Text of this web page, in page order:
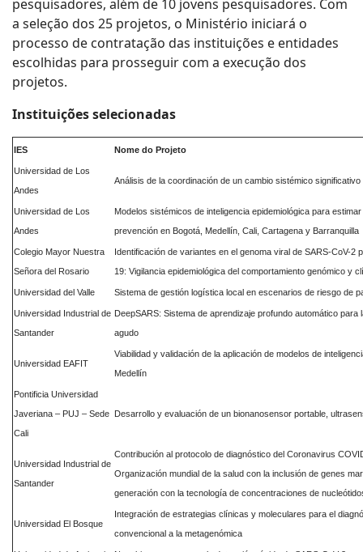
pesquisadores, além de 10 jovens pesquisadores. Com
a seleção dos 25 projetos, o Ministério iniciará o
processo de contratação das instituições e entidades
escolhidas para prosseguir com a execução dos
projetos.
Instituições selecionadas
IES Nome do Projeto
Universidad de Los
Andes
Análisis de la coordinación de un cambio sistémico
Universidad de Los
Andes
Modelos sistémicos de inteligencia epidemiológica para
prevención en Bogotá, Medellín, Cali, Cartagena y Barranquilla
Colegio Mayor Nuestra
Señora del Rosario
Identificación de variantes en el genoma viral de SARS-CoV-
19: Vigilancia epidemiológica del comportamiento genómico y
Universidad del Valle Sistema de gestión logística local en escenarios de riesgo de
Universidad Industrial de
Santander
DeepSARS: Sistema de aprendizaje profundo automático
agudo
Universidad EAFIT
Viabilidad y validación de la aplicación de modelos de
Medellín
Pontificia Universidad
Javeriana – PUJ – Sede
Cali
Desarrollo y evaluación de un bionanosensor portable,
Universidad Industrial de
Santander
Contribución al protocolo de diagnóstico del Coronavirus
Organización mundial de la salud con la inclusión de genes
generación con la tecnología de concentraciones de
Universidad El Bosque
Integración de estrategias clínicas y moleculares para el
convencional a la metagenómica